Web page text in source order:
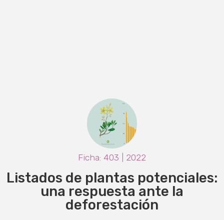
Ficha: 403 | 2022
Listados de plantas potenciales:
una respuesta ante la
deforestación